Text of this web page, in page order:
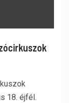
18. éjfél.